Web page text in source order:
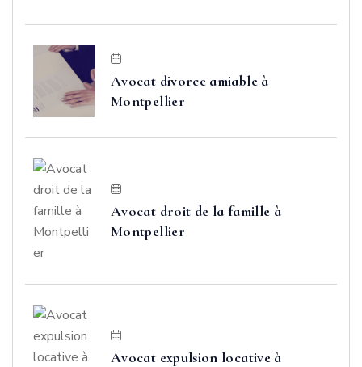
Avocat divorce amiable à
Montpellier
Avocat droit de la famille à
Montpellier
Avocat expulsion locative à